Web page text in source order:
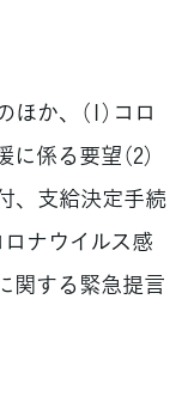
か、（1）コロ
係る要望（2）
、支給決定手続
ロナウイルス感
関する緊急提言